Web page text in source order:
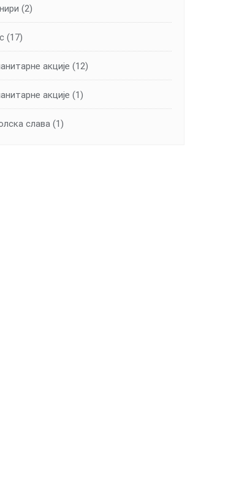
(2)
(17)
aкције (12)
акције (1)
слава (1)